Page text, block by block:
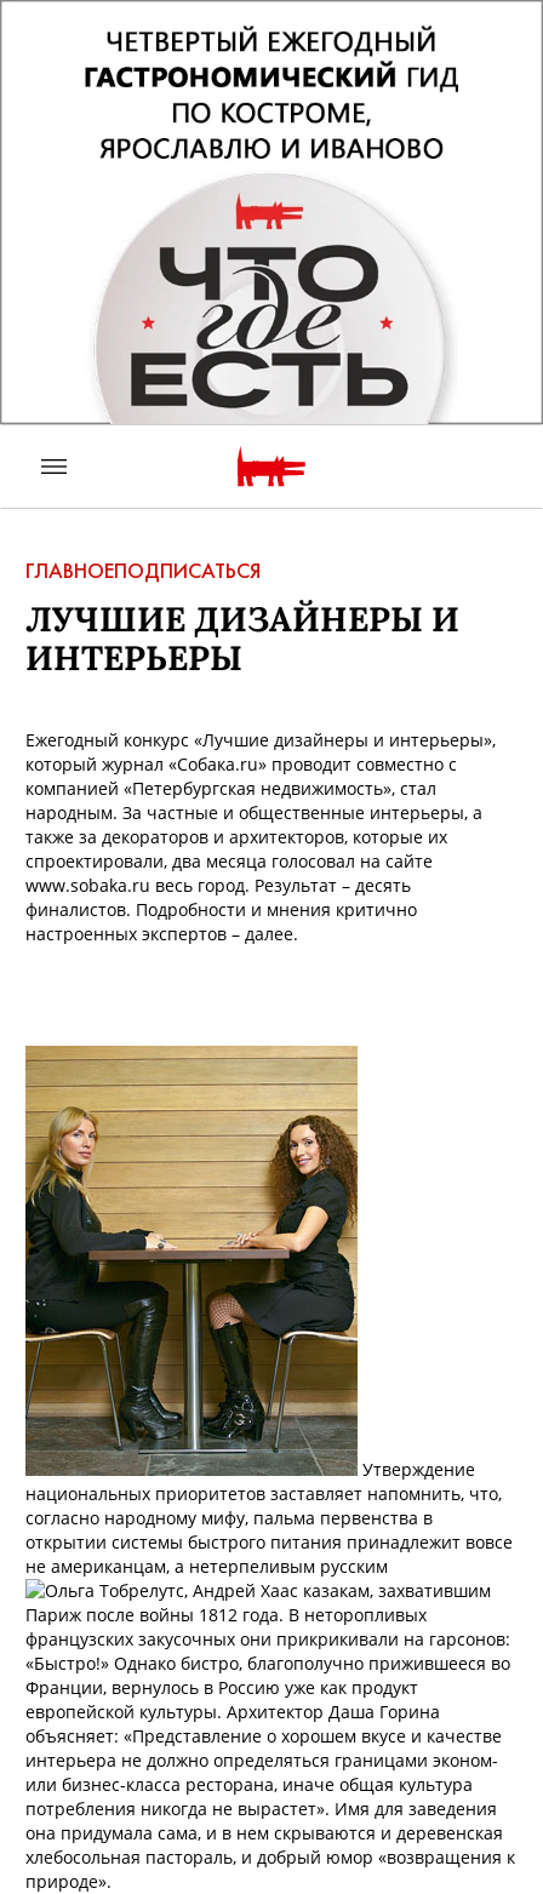
ГЛАВНОЕПОДПИСАТЬСЯ
ЛУЧШИЕ ДИЗАЙНЕРЫ И
ИНТЕРЬЕРЫ
Ежегодный конкурс «Лучшие дизайнеры и интерьеры»,
который журнал «Собака.ru» проводит совместно с
компанией «Петербургская недвижимость», стал
народным. За частные и общественные интерьеры, а
также за декораторов и архитекторов, которые их
спроектировали, два месяца голосовал на сайте
www.sobaka.ru весь город. Результат – десять
финалистов. Подробности и мнения критично
настроенных экспертов – далее.
Утверждение
национальных приоритетов заставляет напомнить, что,
согласно народному мифу, пальма первенства в
открытии системы быстрого питания принадлежит вовсе
не американцам, а нетерпеливым русским
казакам, захватившим
Париж после войны 1812 года. В неторопливых
французских закусочных они прикрикивали на гарсонов:
«Быстро!» Однако бистро, благополучно прижившееся во
Франции, вернулось в Россию уже как продукт
европейской культуры. Архитектор Даша Горина
объясняет: «Представление о хорошем вкусе и качестве
интерьера не должно определяться границами эконом-
или бизнес-класса ресторана, иначе общая культура
потребления никогда не вырастет». Имя для заведения
она придумала сама, и в нем скрываются и деревенская
хлебосольная пастораль, и добрый юмор «возвращения к
природе».